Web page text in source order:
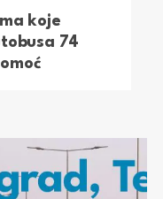
koje
74